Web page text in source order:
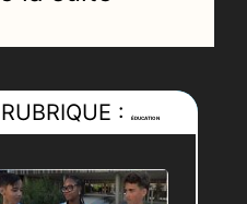
:ÉDUCATION